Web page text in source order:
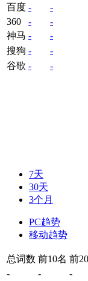
百度 -
-
360
-
-
神马 -
-
搜狗 -
-
谷歌 - -
7天
30天
3个月
PC趋势
移动趋势
总词数 前10名 前
-
-
-